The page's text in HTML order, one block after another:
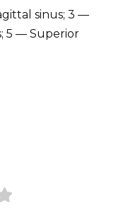
sinus; 3 —
5 — Superior